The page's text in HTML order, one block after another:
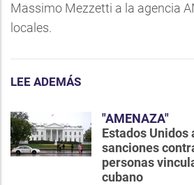
Massimo Mezzetti a la agencia
locales.
LEE ADEMÁS
"AMENAZA"
Estados Unidos
sanciones
personas
cubano